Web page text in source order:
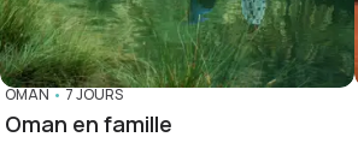
OMAN•7 JOURS
Oman en famille